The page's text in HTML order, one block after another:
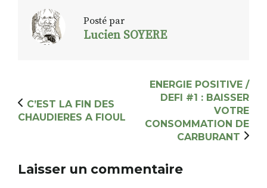
Posté par
Lucien SOYERE
C’EST LA FIN DES
CHAUDIERES A FIOUL
ENERGIE POSITIVE /
DEFI #1 : BAISSER
VOTRE
CONSOMMATION DE
CARBURANT
Laisser un commentaire